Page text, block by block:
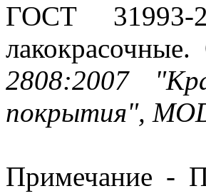
ГОСТ 31993-
2808:2007
покрытия",
Примечание -